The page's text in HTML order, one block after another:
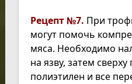
Рецепт №7. При
могут помочь
мяса. Необходимо
на язву, затем
полиэтилен и все